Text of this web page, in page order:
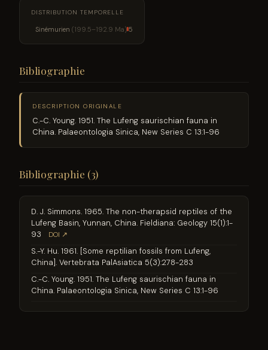
DISTRIBUTION TEMPORELLE
Sinémurien (199.5–192.9 Ma) 5
Bibliographie
DESCRIPTION ORIGINALE
C.-C. Young. 1951. The Lufeng saurischian fauna in
China. Palaeontologia Sinica, New Series C 13:1-96
Bibliographie (3)
D. J. Simmons. 1965. The non-therapsid reptiles of the
Lufeng Basin, Yunnan, China. Fieldiana: Geology 15(1):1-
93
DOI ↗
S.-Y. Hu. 1961. [Some reptilian fossils from Lufeng,
China]. Vertebrata PalAsiatica 5(3):278-283
C.-C. Young. 1951. The Lufeng saurischian fauna in
China. Palaeontologia Sinica, New Series C 13:1-96